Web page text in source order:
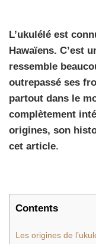
L’ukulélé est
Hawaïens. C’est
ressemble
outrepassé ses
partout dans le
complètement
origines, son
cet article.
Contents
Les origines de